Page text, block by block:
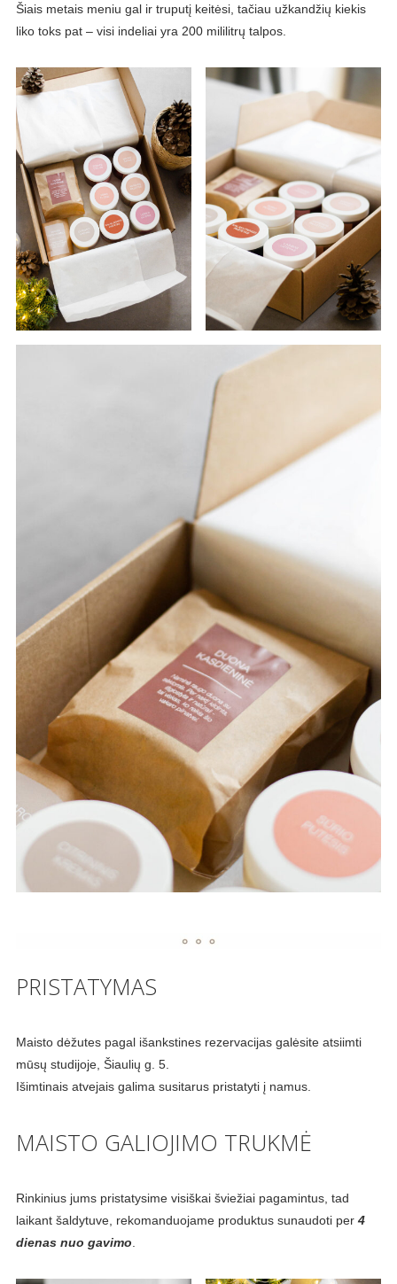
Šiais metais meniu gal ir truputį keitėsi, tačiau užkandžių kiekis
liko toks pat – visi indeliai yra 200 mililitrų talpos.
PRISTATYMAS
Maisto dėžutes pagal išankstines rezervacijas galėsite atsiimti
mūsų studijoje, Šiaulių g. 5.
Išimtinais atvejais galima susitarus pristatyti į namus.
MAISTO GALIOJIMO TRUKMĖ
Rinkinius jums pristatysime visiškai šviežiai pagamintus, tad
laikant šaldytuve, rekomanduojame produktus sunaudoti per 4
dienas nuo gavimo.